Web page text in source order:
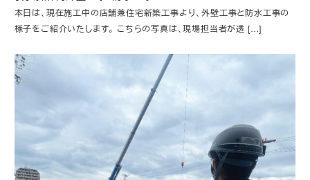
本日は、現在施工中の店舗兼住宅新築工事より、外壁工事と防水工事の
様子をご紹介いたします。 こちらの写真は、現場担当者が透 […]